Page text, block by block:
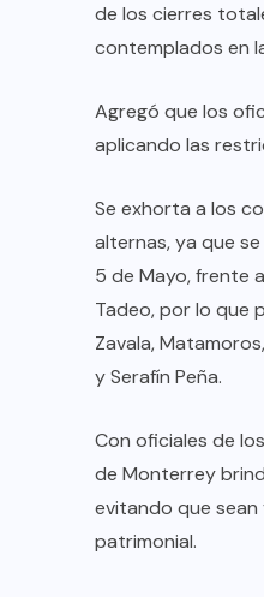
de los cierres
contemplados en
Agregó que los
aplicando las
Se exhorta a los
alternas, ya que
5 de Mayo, frente
Tadeo, por lo que
Zavala,
y Serafín Peña.
Con oficiales de
de Monterrey
evitando que
patrimonial.